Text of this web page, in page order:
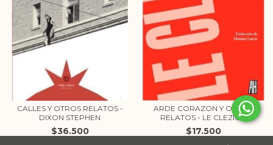
CALLES Y OTROS RELATOS -
DIXON STEPHEN
$36.500
ARDE CORAZON Y OTROS
RELATOS - LE CLEZIO...
$17.500